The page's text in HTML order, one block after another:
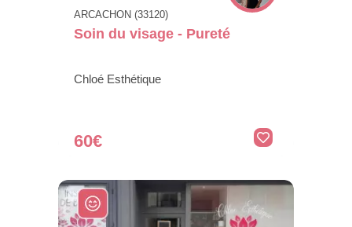
ARCACHON (33120)
Soin du visage - Pureté
Chloé Esthétique
60€